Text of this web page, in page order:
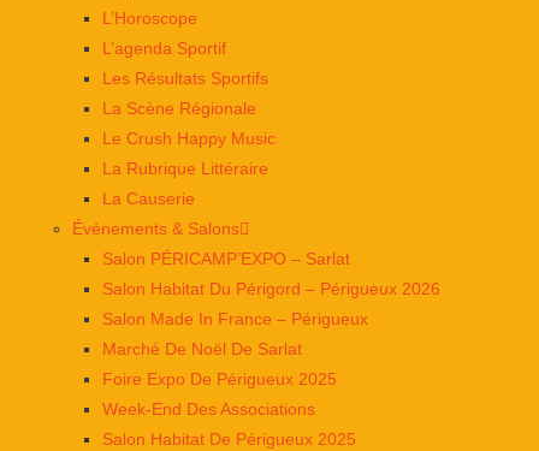
L’Horoscope
L’agenda Sportif
Les Résultats Sportifs
La Scène Régionale
Le Crush Happy Music
La Rubrique Littéraire
La Causerie
Événements & Salons
Salon PÉRICAMP’EXPO – Sarlat
Salon Habitat Du Périgord – Périgueux 2026
Salon Made In France – Périgueux
Marché De Noël De Sarlat
Foire Expo De Périgueux 2025
Week-End Des Associations
Salon Habitat De Périgueux 2025